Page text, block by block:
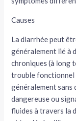
Causes
La diarrhée peut
généralement lié à
chroniques (à long
trouble fonctionnel
généralement sans
dangereuse ou
fluides à travers la